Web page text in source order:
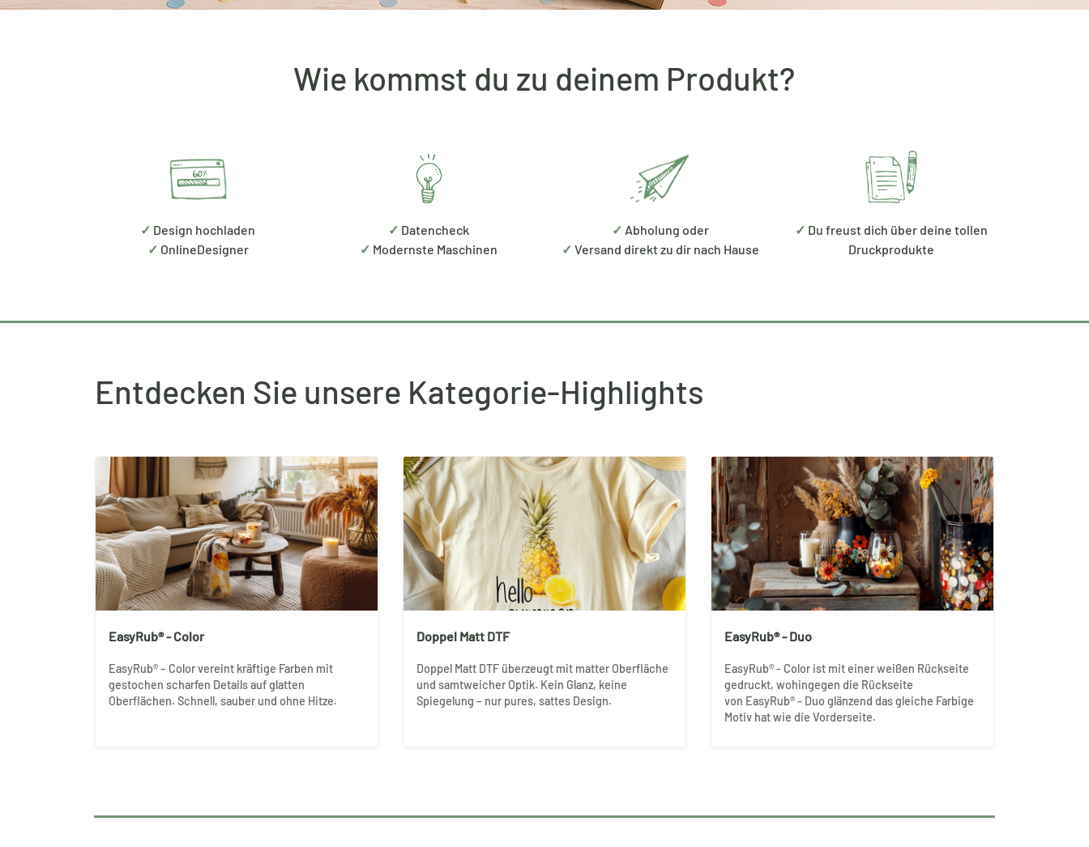
Wie kommst du zu deinem Produkt?
✓ Design hochladen
✓ OnlineDesigner
✓ Datencheck
✓ Modernste Maschinen
✓ Abholung oder
✓ Versand direkt zu dir nach Hause
✓ Du freust dich über deine tollen
Druckprodukte
Entdecken Sie unsere Kategorie-Highlights
EasyRub® - Color
EasyRub® – Color vereint kräftige Farben mit
gestochen scharfen Details auf glatten
Oberflächen. Schnell, sauber und ohne Hitze.
Doppel Matt DTF
Doppel Matt DTF überzeugt mit matter Oberfläche
und samtweicher Optik. Kein Glanz, keine
Spiegelung – nur pures, sattes Design.
EasyRub® - Duo
EasyRub® - Color ist mit einer weißen Rückseite
gedruckt, wohingegen die Rückseite
von EasyRub® - Duo glänzend das gleiche Farbige
Motiv hat wie die Vorderseite.